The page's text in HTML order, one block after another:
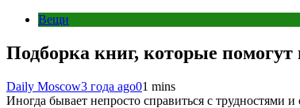
Вещи
Подборка книг, которые
Daily Moscow3 года ago01 mins
Иногда бывает непросто справиться с трудностями